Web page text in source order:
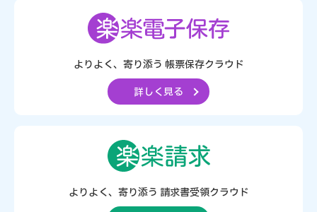
よりよく、寄り添う 帳票保存クラウド
詳しく見る
よりよく、寄り添う 請求書受領クラウド